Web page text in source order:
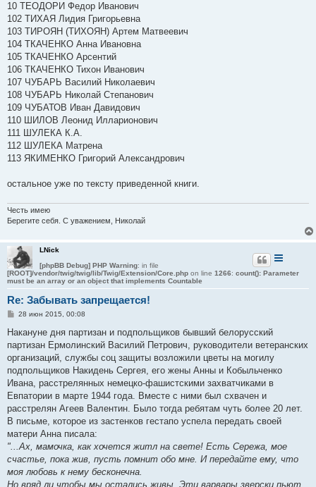
10 ТЕОДОРИ Федор Иванович
102 ТИХАЯ Лидия Григорьевна
103 ТИРОЯН (ТИХОЯН) Артем Матвеевич
104 ТКАЧЕНКО Анна Ивановна
105 ТКАЧЕНКО Арсентий
106 ТКАЧЕНКО Тихон Иванович
107 ЧУБАРЬ Василий Николаевич
108 ЧУБАРЬ Николай Степанович
109 ЧУБАТОВ Иван Давидович
110 ШИЛОВ Леонид Илларионович
111 ШУЛЕКА К.А.
112 ШУЛЕКА Матрена
113 ЯКИМЕНКО Григорий Александрович
остальное уже по тексту приведенной книги.
Честь имею
Берегите себя. С уважением, Николай
LNick
[phpBB Debug] PHP Warning: in file
[ROOT]/vendor/twig/twig/lib/Twig/Extension/Core.php on line 1266: count(): Parameter
must be an array or an object that implements Countable
Re: Забывать запрещается!
С
о
щ
е
и
е
28 июн 2015, 00:08
Накануне дня партизан и подпольщиков бывший белорусский
партизан Ермолинский Василий Петрович, руководители ветеранских
организаций, службы соц защиты возложили цветы на могилу
подпольщиков Накидень Сергея, его жены Анны и Кобыльченко
Ивана, расстрелянных немецко-фашистскими захватчиками в
Евпатории в марте 1944 года. Вместе с ними был схвачен и
расстрелян Агеев Валентин. Было тогда ребятам чуть более 20 лет.
В письме, которое из застенков гестапо успела передать своей
матери Анна писала:
"...Ах, мамочка, как хочется житл на свете! Есть Сережа, мое
счастье, пока жив, пусть помнит обо мне. И передайте ему, что
моя любовь к нему бесконечна.
Но вряд ли чтобы мы остались живы. Эти варвары зверски пьют